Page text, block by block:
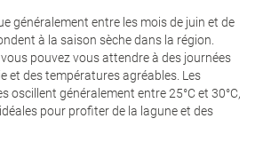
généralement entre les mois de juin et de
à la saison sèche dans la région.
pouvez vous attendre à des journées
et des températures agréables. Les
oscillent généralement entre 25°C et 30°C,
pour profiter de la lagune et des